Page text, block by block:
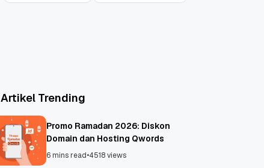
Artikel Trending
Promo Ramadan 2026: Diskon
Domain dan Hosting Qwords
6 mins read•4518 views